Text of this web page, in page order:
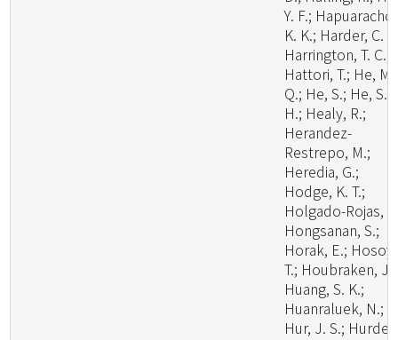
Y. F.;
K. K.; Harder, C.
Harrington, T. C.;
Hattori, T.; He, M.
Q.; He, S.; He, S.
H.; Healy, R.;
Herandez-
Restrepo, M.;
Heredia, G.;
Hodge, K. T.;
Holgado-Rojas,
Hongsanan, S.;
Horak, E.;
T.; Houbraken, J.;
Huang, S. K.;
Huanraluek, N.;
Hur, J. S.;